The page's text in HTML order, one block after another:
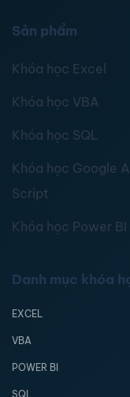
Sản phẩm
Khóa học Excel
Khóa học VBA
Khóa học SQL
Khóa học Google
Script
Khóa học Power BI
Danh mục khóa
EXCEL
VBA
POWER BI
SQL